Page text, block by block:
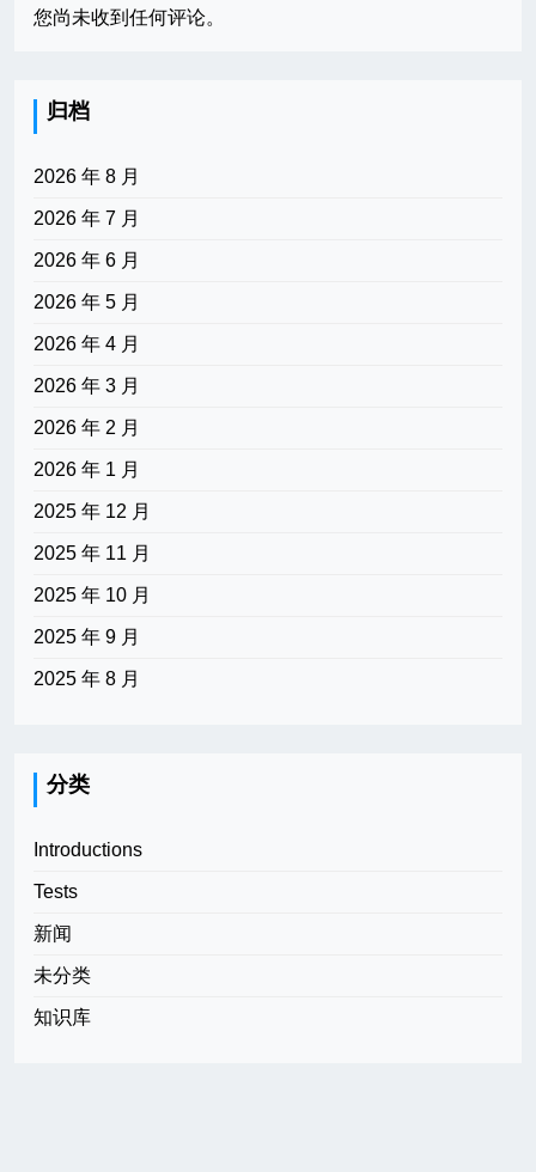
您尚未收到任何评论。
归档
2026 年 8 月
2026 年 7 月
2026 年 6 月
2026 年 5 月
2026 年 4 月
2026 年 3 月
2026 年 2 月
2026 年 1 月
2025 年 12 月
2025 年 11 月
2025 年 10 月
2025 年 9 月
2025 年 8 月
分类
Introductions
Tests
新闻
未分类
知识库